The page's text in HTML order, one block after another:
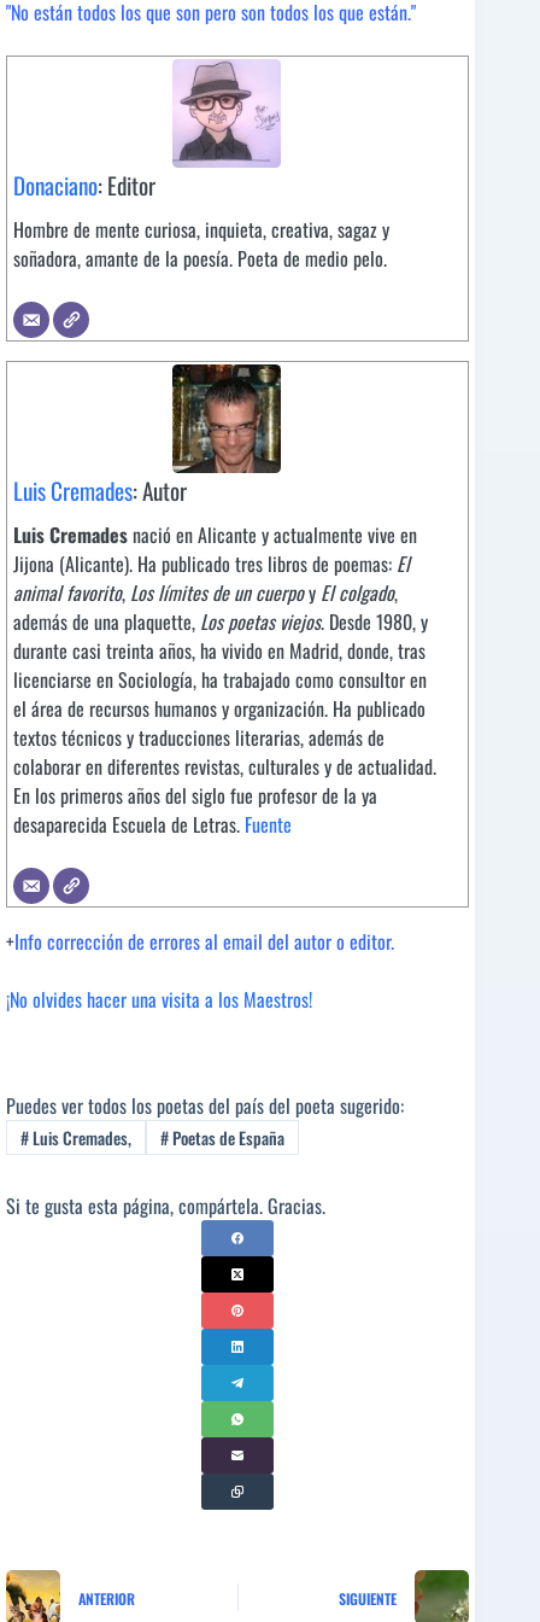
"No están todos los que son pero son todos los que están."
Donaciano: Editor
Hombre de mente curiosa, inquieta, creativa, sagaz y
soñadora, amante de la poesía. Poeta de medio pelo.
Luis Cremades: Autor
Luis Cremadesnació en Alicante y actualmente vive en
Jijona (Alicante). Ha publicado tres libros de poemas: El
animal favorito, Los límites de un cuerpoy El colgado,
además de una plaquette, Los poetas viejos. Desde 1980, y
durante casi treinta años, ha vivido en Madrid, donde, tras
licenciarse en Sociología, ha trabajado como consultor en
el área de recursos humanos y organización. Ha publicado
textos técnicos y traducciones literarias, además de
colaborar en diferentes revistas, culturales y de actualidad.
En los primeros años del siglo fue profesor de la ya
desaparecida Escuela de Letras. Fuente
+Info corrección de errores al email del autor o editor.
¡No olvides hacer una visita a los Maestros!
Puedes ver todos los poetas del país del poeta sugerido:
#Luis Cremades, #Poetas de España
Si te gusta esta página, compártela. Gracias.
ANTERIOR SIGUIENTE